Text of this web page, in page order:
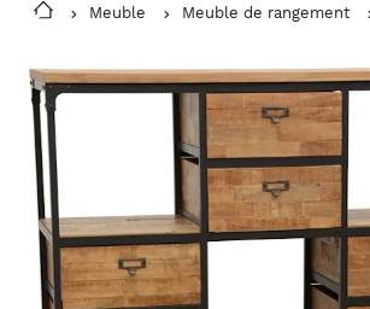
Meuble Meuble de rangement